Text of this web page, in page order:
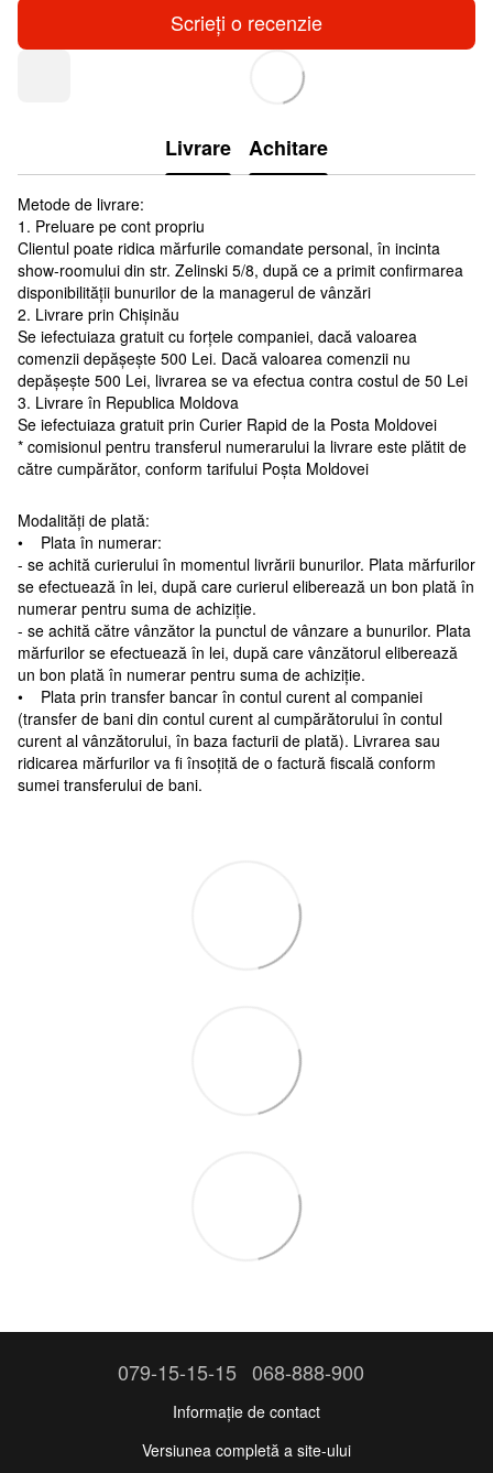
Scrieți o recenzie
Livrare Achitare
Metode de livrare:
1. Preluare pe cont propriu
Clientul poate ridica mărfurile comandate personal, în incinta
show-roomului din str. Zelinski 5/8, după ce a primit confirmarea
disponibilității bunurilor de la managerul de vânzări
2. Livrare prin Chișinău
Se iefectuiaza gratuit cu forțele companiei, dacă valoarea
comenzii depășește 500 Lei. Dacă valoarea comenzii nu
depășește 500 Lei, livrarea se va efectua contra costul de 50 Lei
3. Livrare în Republica Moldova
Se iefectuiaza gratuit prin Curier Rapid de la Posta Moldovei
* comisionul pentru transferul numerarului la livrare este plătit de
către cumpărător, conform tarifului Poșta Moldovei
Modalități de plată:
• Plata în numerar:
- se achită curierului în momentul livrării bunurilor. Plata mărfurilor
se efectuează în lei, după care curierul eliberează un bon plată în
numerar pentru suma de achiziție.
- se achită către vânzător la punctul de vânzare a bunurilor. Plata
mărfurilor se efectuează în lei, după care vânzătorul eliberează
un bon plată în numerar pentru suma de achiziție.
• Plata prin transfer bancar în contul curent al companiei
(transfer de bani din contul curent al cumpărătorului în contul
curent al vânzătorului, în baza facturii de plată). Livrarea sau
ridicarea mărfurilor va fi însoțită de o factură fiscală conform
sumei transferului de bani.
079-15-15-15 068-888-900
Informație de contact
Versiunea completă a site-ului